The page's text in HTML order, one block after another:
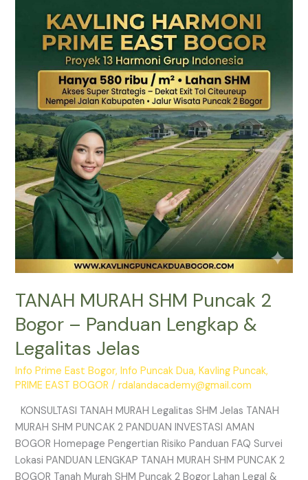
TANAH MURAH SHM Puncak 2
Bogor – Panduan Lengkap &
Legalitas Jelas
Info Prime East Bogor,Info Puncak Dua,Kavling Puncak,
PRIME EAST BOGOR /rdalandacademy@gmail.com
KONSULTASI TANAH MURAH Legalitas SHM Jelas TANAH
MURAH SHM PUNCAK 2 PANDUAN INVESTASI AMAN
BOGOR Homepage Pengertian Risiko Panduan FAQ Survei
Lokasi PANDUAN LENGKAP TANAH MURAH SHM PUNCAK 2
BOGOR Tanah Murah SHM Puncak 2 Bogor Lahan Legal &
MURAH
Puncak
Panduan
Lengkap
&
Legalitas
Jelas